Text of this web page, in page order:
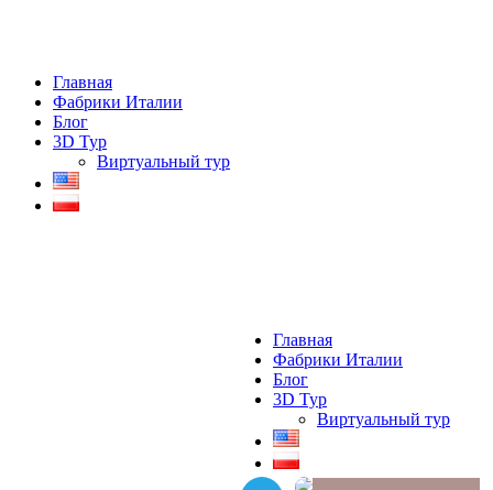
Главная
Фабрики Италии
Блог
3D Тур
Виртуальный тур
Главная
Фабрики Италии
Блог
3D Тур
Виртуальный тур